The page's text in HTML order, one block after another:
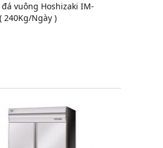
vuông Hoshizaki IM-
240Kg/Ngày )